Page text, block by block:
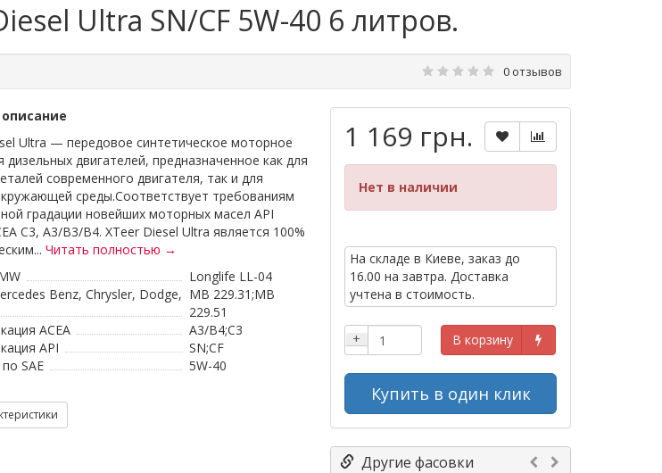
Ultra SN/CF 5W-40 6 литров.
0 отзывов
Ultra — передовое синтетическое моторное
дизельных двигателей, предназначенное как для
современного двигателя, так и для
среды.Соответствует требованиям
градации новейших моторных масел API
C3, A3/B3/B4. XTeer Diesel Ultra является 100%
Читать полностью →
Longlife LL-04
Benz, Chrysler, Dodge, МВ 229.31;МВ
229.51
ACEA
A3/B4;C3
API
SN;CF
SAE
5W-40
1 169 грн.
Нет в наличии
На складе в Киеве, заказ до
16.00 на завтра. Доставка
учтена в стоимость.
+ В корзину
Купить в один клик
Другие фасовки